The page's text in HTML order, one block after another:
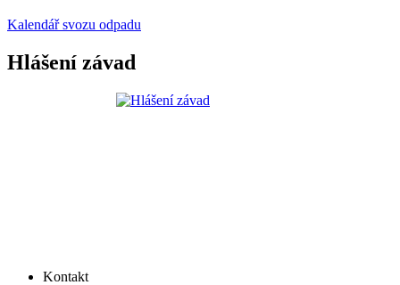
Kalendář svozu odpadu
Hlášení závad
Kontakt